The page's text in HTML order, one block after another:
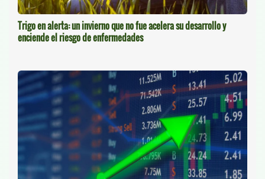
Trigo en alerta: un invierno que no fue acelera su desarrollo y
enciende el riesgo de enfermedades